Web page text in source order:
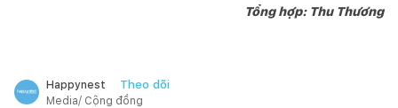
Tổng hợp: Thu Thương
Happynest Theo dõi
Media/ Cộng đồng